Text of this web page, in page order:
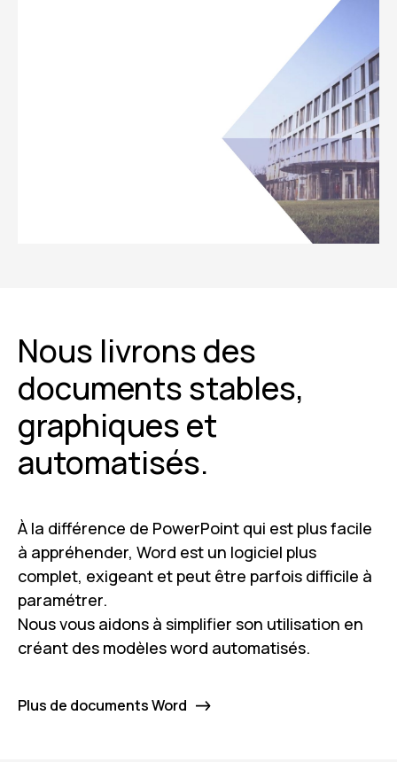
Nous livrons des
documents stables,
graphiques et
automatisés.
À la différence de PowerPoint qui est plus facile
à appréhender, Word est un logiciel plus
complet, exigeant et peut être parfois difficile à
paramétrer.
Nous vous aidons à simplifier son utilisation en
créant des modèles word automatisés.
Plus de documents Word